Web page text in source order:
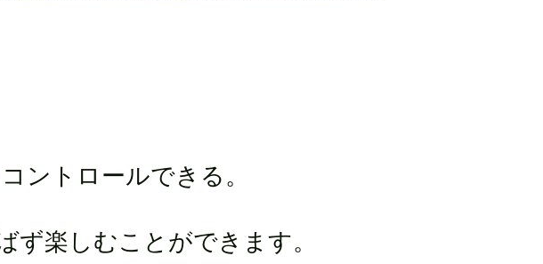
ントロールできる。
ず楽しむことができます。